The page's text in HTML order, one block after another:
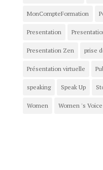
MonCompteFormation
Presentation
Presentation Zen prise
Présentation virtuelle
speaking Speak Up
Women Women 's Voice